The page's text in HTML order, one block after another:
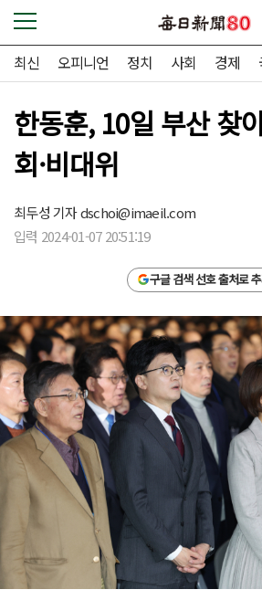
최신 오피니언 정치 사회 경제
한동훈, 10일 부산 찾
회·비대위
최두성 기자dschoi@imaeil.com
입력 2024-01-07 20:51:19
구글 검색 선호 출처로